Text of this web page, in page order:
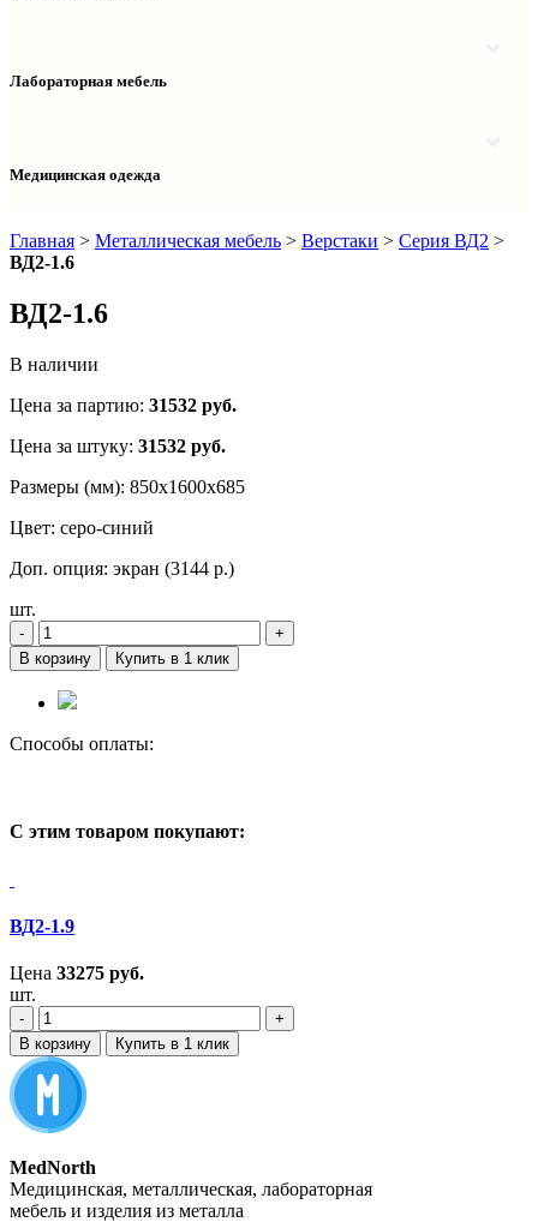
Столы рабочие
Шкафы колонки
Шкафы колонки медицинские
Лабораторная мебель
Тумбы мойки лабораторные
Медицинская одежда
Главная > Металлическая мебель > Верстаки > Серия ВД2 >
ВД2-1.6
ВД2-1.6
В наличии
Цена за партию: 31532 руб.
Цена за штуку: 31532 руб.
Размеры (мм): 850х1600х685
Цвет: серо-синий
Доп. опция: экран (3144 р.)
шт.
‐
+
В корзину
Купить в 1 клик
Способы оплаты:
С этим товаром покупают:
ВД2-1.9
Цена 33275 руб.
шт.
‐
+
В корзину
Купить в 1 клик
MedNorth
Медицинская, металлическая, лабораторная
мебель и изделия из металла